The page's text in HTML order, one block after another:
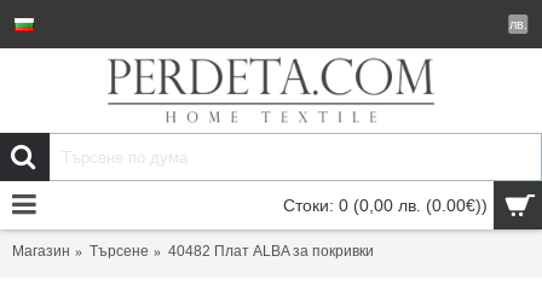
лв.
Стоки: 0 (0,00 лв. (0.00€))
Магазин Търсене 40482 Плат ALBA за покривки